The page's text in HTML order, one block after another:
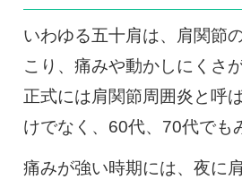
いわゆる五十肩は、肩関節
こり、痛みや動かしにくさ
正式には肩関節周囲炎と呼
けでなく、60代、70代でも
痛みが強い時期には、夜に